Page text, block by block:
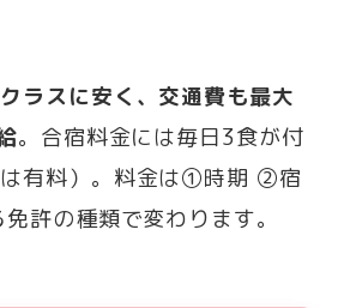
ラスに安く、交通費も最大
。合宿料金には毎日3食が付
有料）。料金は①時期 ②宿
許の種類で変わります。